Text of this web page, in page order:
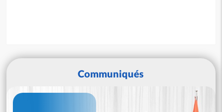
Communiqués